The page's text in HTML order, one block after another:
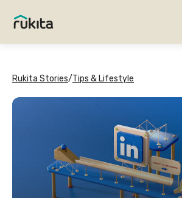
Rukita Stories/Tips & Lifestyle